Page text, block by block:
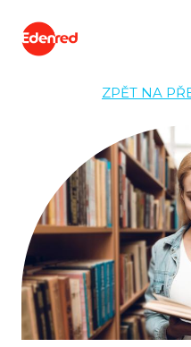
ZPĚT NA